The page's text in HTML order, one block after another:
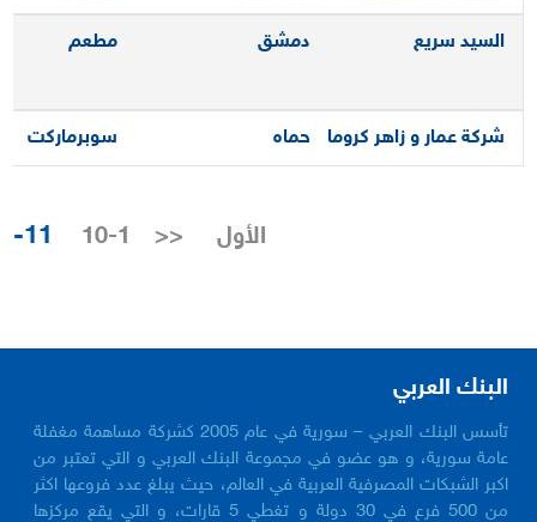
السيد سريع دمشق مطعم
شركة عمار و زاهر كروما حماه سوبرماركت
الأول <<
1-10
البنك العربي
تأسس البنك العربي – سورية في عام 2005 كشركة مساهمة مغفلة
عامة سورية، و هو عضو في مجموعة البنك العربي و التي تعتبر من
اكبر الشبكات المصرفية العربية في العالم، حيث يبلغ عدد فروعها اكثر
من 500 فرع في 30 دولة و تغطي 5 قارات، و التي يقع مركزها